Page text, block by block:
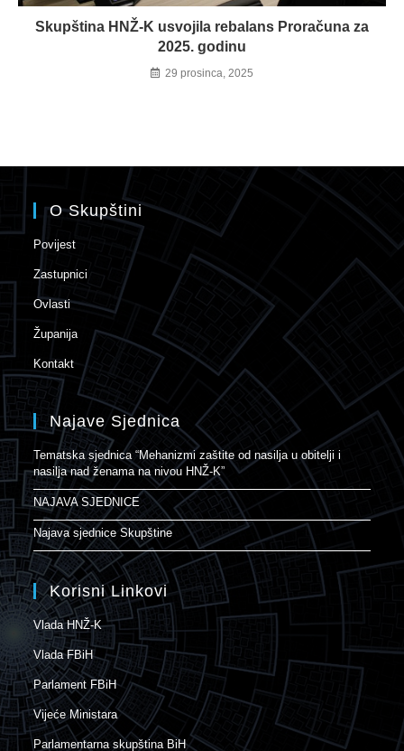
Skupština HNŽ-K usvojila rebalans Proračuna za
2025. godinu
29 prosinca, 2025
O Skupštini
Povijest
Zastupnici
Ovlasti
Županija
Kontakt
Najave Sjednica
Tematska sjednica “Mehanizmi zaštite od nasilja u obitelji i
nasilja nad ženama na nivou HNŽ-K”
NAJAVA SJEDNICE
Najava sjednice Skupštine
Korisni Linkovi
Vlada HNŽ-K
Vlada FBiH
Parlament FBiH
Vijeće Ministara
Parlamentarna skupština BiH